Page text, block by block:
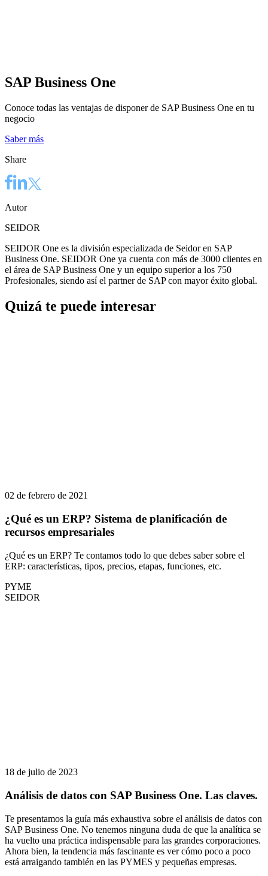
SAP Business One
Conoce todas las ventajas de disponer de SAP Business One en tu
negocio
Saber más
Share
Autor
SEIDOR
SEIDOR One es la división especializada de Seidor en SAP
Business One. SEIDOR One ya cuenta con más de 3000 clientes en
el área de SAP Business One y un equipo superior a los 750
Profesionales, siendo así el partner de SAP con mayor éxito global.
Quizá te puede interesar
02 de febrero de 2021
¿Qué es un ERP? Sistema de planificación de
recursos empresariales
¿Qué es un ERP? Te contamos todo lo que debes saber sobre el
ERP: características, tipos, precios, etapas, funciones, etc.
PYME
SEIDOR
18 de julio de 2023
Análisis de datos con SAP Business One. Las claves.
Te presentamos la guía más exhaustiva sobre el análisis de datos con
SAP Business One. No tenemos ninguna duda de que la analítica se
ha vuelto una práctica indispensable para las grandes corporaciones.
Ahora bien, la tendencia más fascinante es ver cómo poco a poco
está arraigando también en las PYMES y pequeñas empresas.